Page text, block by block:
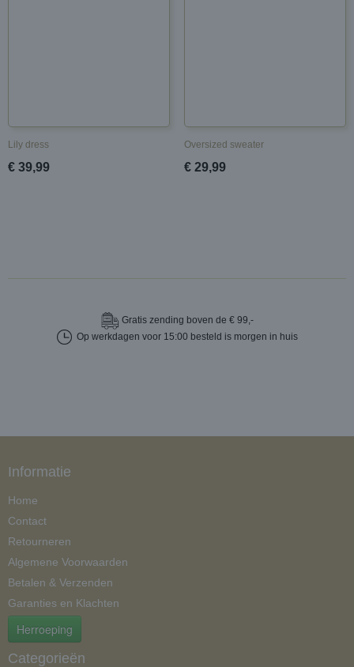
Lily dress
€ 39,99
Oversized sweater
€ 29,99
Gratiszending boven de € 99,-
Op werkdagen voor 15:00 besteld is morgen in huis
Informatie
Home
Contact
Retourneren
Algemene Voorwaarden
Betalen & Verzenden
Garanties en Klachten
Herroeping
Categorieën